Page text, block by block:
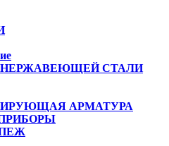
НЕРЖАВЕЮЩЕЙ СТАЛИ
АРМАТУРА